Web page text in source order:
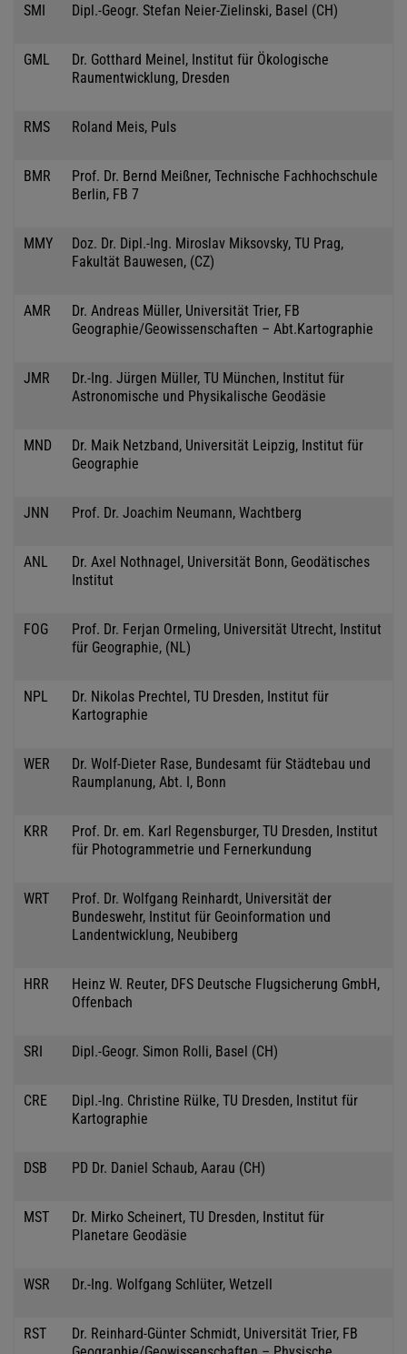
SMI Dipl.-Geogr. Stefan Neier-Zielinski, Basel (CH)
GML
Dr. Gotthard Meinel, Institut für Ökologische
Raumentwicklung, Dresden
RMS Roland Meis, Puls
BMR
Prof. Dr. Bernd Meißner, Technische Fachhochschule
Berlin, FB 7
MMY
Doz. Dr. Dipl.-Ing. Miroslav Miksovsky, TU Prag,
Fakultät Bauwesen, (CZ)
AMR
Dr. Andreas Müller, Universität Trier, FB
Geographie/Geowissenschaften – Abt.Kartographie
JMR
Dr.-Ing. Jürgen Müller, TU München, Institut für
Astronomische und Physikalische Geodäsie
MND
Dr. Maik Netzband, Universität Leipzig, Institut für
Geographie
JNN Prof. Dr. Joachim Neumann, Wachtberg
ANL
Dr. Axel Nothnagel, Universität Bonn, Geodätisches
Institut
FOG
Prof. Dr. Ferjan Ormeling, Universität Utrecht, Institut
für Geographie, (NL)
NPL
Dr. Nikolas Prechtel, TU Dresden, Institut für
Kartographie
WER
Dr. Wolf-Dieter Rase, Bundesamt für Städtebau und
Raumplanung, Abt. I, Bonn
KRR
Prof. Dr. em. Karl Regensburger, TU Dresden, Institut
für Photogrammetrie und Fernerkundung
WRT
Prof. Dr. Wolfgang Reinhardt, Universität der
Bundeswehr, Institut für Geoinformation und
Landentwicklung, Neubiberg
HRR
Heinz W. Reuter, DFS Deutsche Flugsicherung GmbH,
Offenbach
SRI Dipl.-Geogr. Simon Rolli, Basel (CH)
CRE
Dipl.-Ing. Christine Rülke, TU Dresden, Institut für
Kartographie
DSB PD Dr. Daniel Schaub, Aarau (CH)
MST
Dr. Mirko Scheinert, TU Dresden, Institut für
Planetare Geodäsie
WSR Dr.-Ing. Wolfgang Schlüter, Wetzell
RST
Dr. Reinhard-Günter Schmidt, Universität Trier, FB